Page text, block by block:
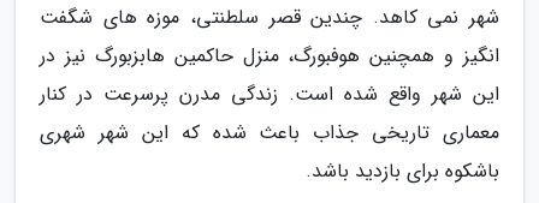
شهر نمی کاهد. چندین قصر سلطنتی، موزه های شگفت
انگیز و همچنین هوفبورگ، منزل حاکمین هابزبورگ نیز در
این شهر واقع شده است. زندگی مدرن پرسرعت در کنار
معماری تاریخی جذاب باعث شده که این شهر شهری
باشکوه برای بازدید باشد.